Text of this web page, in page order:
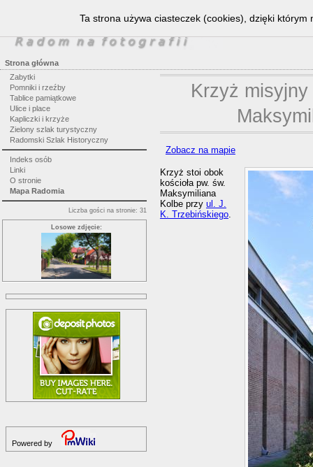
Strona główna
Zabytki
Pomniki i rzeźby
Tablice pamiątkowe
Ulice i place
Kapliczki i krzyże
Zielony szlak turystyczny
Radomski Szlak Historyczny
Indeks osób
Linki
O stronie
Mapa Radomia
Liczba gości na stronie: 31
Losowe zdjęcie:
Powered by
Krzyż misyjny
Zobacz na mapie
Krzyż stoi obok
kościoła pw. św.
Maksymiliana
Kolbe przy ul. J.
K. Trzebińskiego.
Ta strona używa ciasteczek (cookies), dzięki którym